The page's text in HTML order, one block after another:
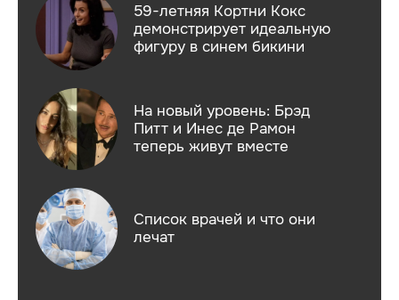
59-летняя Кортни Кокс
демонстрирует идеальную
фигуру в синем бикини
На новый уровень: Брэд
Питт и Инес де Рамон
теперь живут вместе
Список врачей и что они
лечат